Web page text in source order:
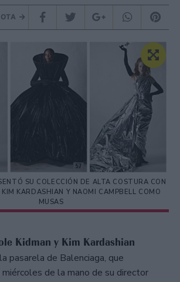
SU COLECCIÓN DE ALTA COSTURA CON
KARDASHIAN Y NAOMI CAMPBELL COMO
MUSAS
Kidman y Kim Kardashian
pasarela de Balenciaga, que
de la mano de su director